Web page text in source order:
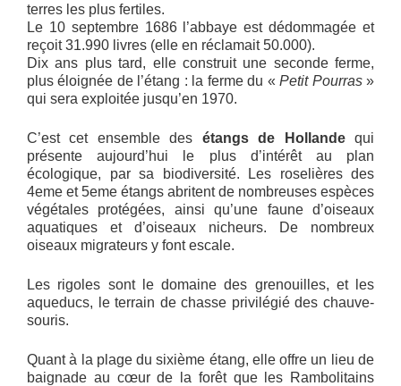
terres les plus fertiles.
Le 10 septembre 1686 l’abbaye est dédommagée et
reçoit 31.990 livres (elle en réclamait 50.000).
Dix ans plus tard, elle construit une seconde ferme,
plus éloignée de l’étang : la ferme du «Petit Pourras»
qui sera exploitée jusqu’en 1970.
C’est cet ensemble des étangs de Hollandequi
présente aujourd’hui le plus d’intérêt au plan
écologique, par sa biodiversité. Les roselières des
4eme et 5eme étangs abritent de nombreuses espèces
végétales protégées, ainsi qu’une faune d’oiseaux
aquatiques et d’oiseaux nicheurs. De nombreux
oiseaux migrateurs y font escale.
Les rigoles sont le domaine des grenouilles, et les
aqueducs, le terrain de chasse privilégié des chauve-
souris.
Quant à la plage du sixième étang, elle offre un lieu de
baignade au cœur de la forêt que les Rambolitains